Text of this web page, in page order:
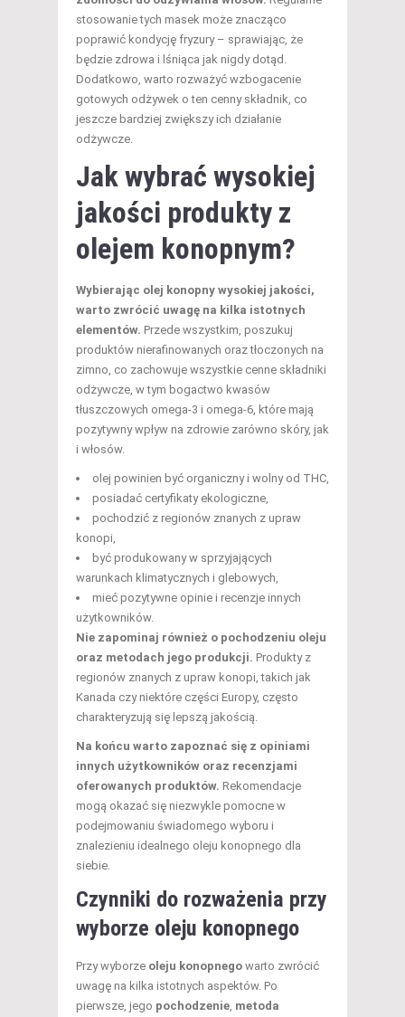
stosowanie tych masek może znacząco
poprawić kondycję fryzury – sprawiając, że
będzie zdrowa i lśniąca jak nigdy dotąd.
Dodatkowo, warto rozważyć wzbogacenie
gotowych odżywek o ten cenny składnik, co
jeszcze bardziej zwiększy ich działanie
odżywcze.
Jak wybrać wysokiej
jakości produkty z
olejem konopnym?
Wybierając olej konopny wysokiej jakości,
warto zwrócić uwagę na kilka istotnych
elementów. Przede wszystkim, poszukuj
produktów nierafinowanych oraz tłoczonych na
zimno, co zachowuje wszystkie cenne składniki
odżywcze, w tym bogactwo kwasów
tłuszczowych omega-3 i omega-6, które mają
pozytywny wpływ na zdrowie zarówno skóry, jak
i włosów.
olej powinien być organiczny i wolny od THC,
posiadać certyfikaty ekologiczne,
pochodzić z regionów znanych z upraw
konopi,
być produkowany w sprzyjających
warunkach klimatycznych i glebowych,
mieć pozytywne opinie i recenzje innych
użytkowników.
Nie zapominaj również o pochodzeniu oleju
oraz metodach jego produkcji. Produkty z
regionów znanych z upraw konopi, takich jak
Kanada czy niektóre części Europy, często
charakteryzują się lepszą jakością.
Na końcu warto zapoznać się z opiniami
innych użytkowników oraz recenzjami
oferowanych produktów. Rekomendacje
mogą okazać się niezwykle pomocne w
podejmowaniu świadomego wyboru i
znalezieniu idealnego oleju konopnego dla
siebie.
Czynniki do rozważenia przy
wyborze oleju konopnego
Przy wyborze oleju konopnego warto zwrócić
uwagę na kilka istotnych aspektów. Po
pierwsze, jego pochodzenie metoda